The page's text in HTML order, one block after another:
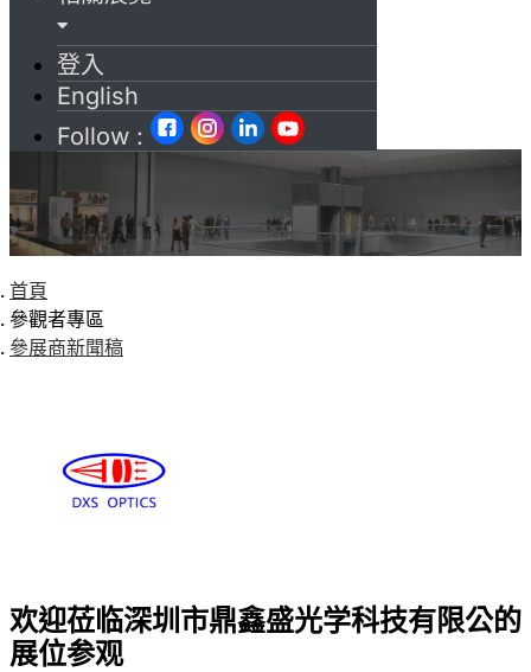
登入
English
Follow :
首頁
參觀者專區
參展商新聞稿
欢迎莅临深圳市鼎鑫盛光学科技有限公的
展位参观